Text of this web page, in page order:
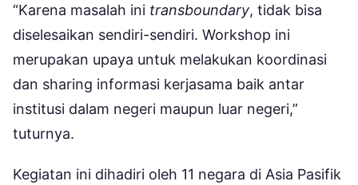
“Karena masalah ini transboundary, tidak bisa
diselesaikan sendiri-sendiri. Workshop ini
merupakan upaya untuk melakukan koordinasi
dan sharing informasi kerjasama baik antar
institusi dalam negeri maupun luar negeri,”
tuturnya.
Kegiatan ini dihadiri oleh 11 negara di Asia Pasifik